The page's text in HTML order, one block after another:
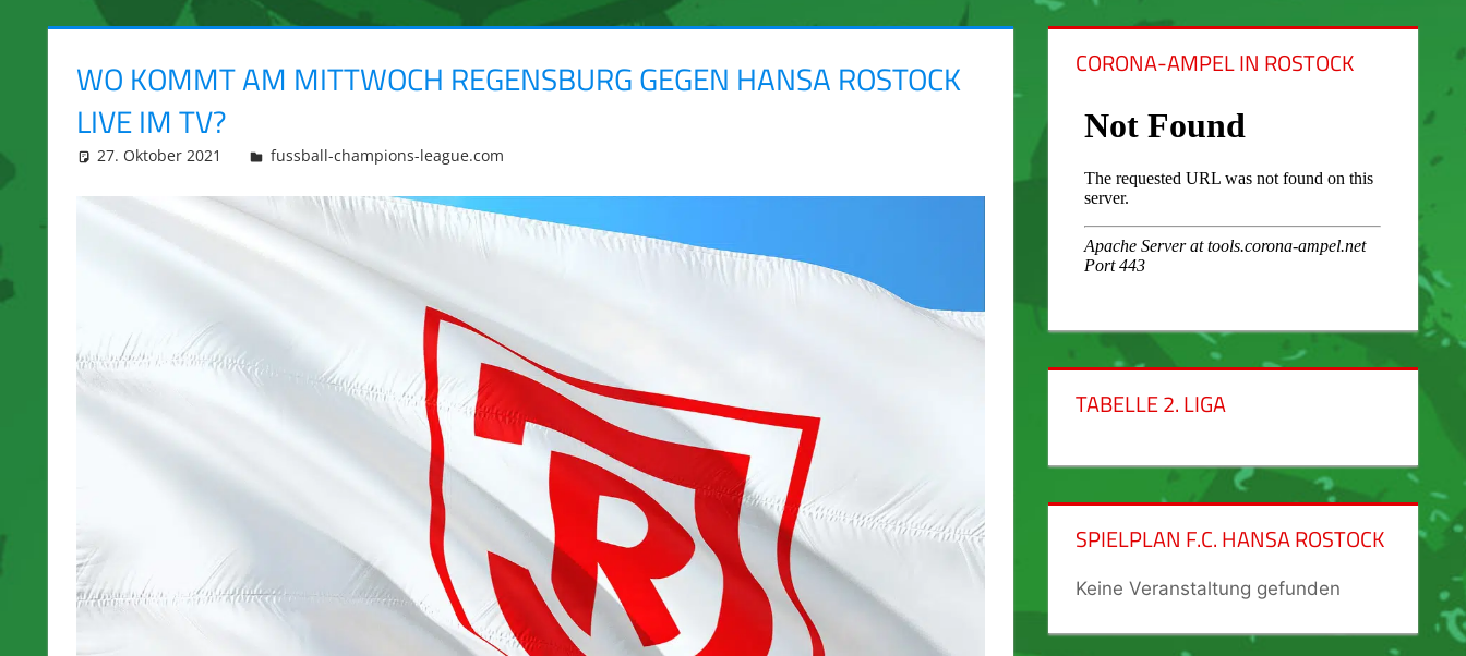
WO KOMMT AM MITTWOCH REGENSBURG GEGEN HANSA ROSTOCK
LIVE IM TV?
27. Oktober 2021 integromat
fussball-champions-league.com
CORONA-AMPEL IN ROSTOCK
TABELLE 2. LIGA
SPIELPLAN F.C. HANSA ROSTOCK
Keine Veranstaltung gefunden